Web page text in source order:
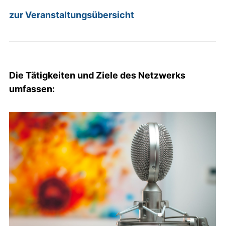
zur Veranstaltungsübersicht
Die Tätigkeiten und Ziele des Netzwerks
umfassen: